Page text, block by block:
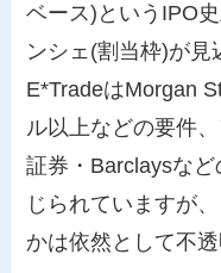
ベース)というIPO
ンシェ(割当枠)が見
E*TradeはMorgan
ル以上などの要件
証券・Barclaysな
じられていますが
かは依然として不透